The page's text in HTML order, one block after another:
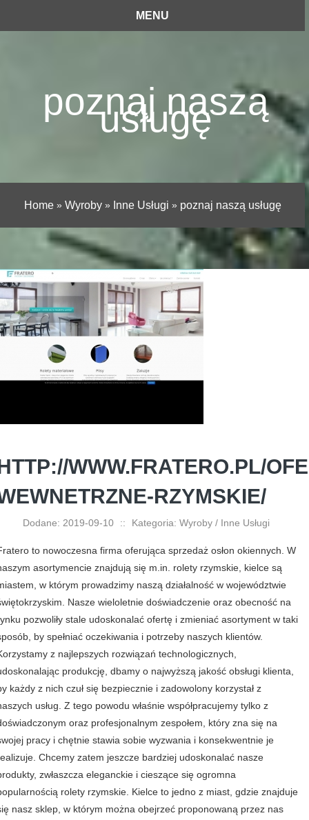
MENU
poznaj naszą
usługę
Home» Wyroby» Inne Usługi » poznaj naszą usługę
WWW.FRATERO.PL/
RZYMSKIE/
Dodane: 2019-09-10 :: Kategoria: Wyroby / Inne Usługi
to nowoczesna firma oferująca sprzedaż osłon okiennych. W
asortymencie znajdują się m.in. rolety rzymskie, kielce są
w którym prowadzimy naszą działalność w województwie
Nasze wieloletnie doświadczenie oraz obecność na
pozwoliły stale udoskonalać ofertę i zmieniać asortyment w taki
by spełniać oczekiwania i potrzeby naszych klientów.
z najlepszych rozwiązań technologicznych,
produkcję, dbamy o najwyższą jakość obsługi klienta,
każdy z nich czuł się bezpiecznie i zadowolony korzystał z
usług. Z tego powodu właśnie współpracujemy tylko z
oraz profesjonalnym zespołem, który zna się na
pracy i chętnie stawia sobie wyzwania i konsekwentnie je
Chcemy zatem jeszcze bardziej udoskonalać nasze
zwłaszcza eleganckie i cieszące się ogromna
rolety rzymskie. Kielce to jedno z miast, gdzie znajduje
nasz sklep, w którym można obejrzeć proponowaną przez nas